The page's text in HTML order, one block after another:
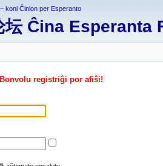
koni Ĉinion per Esperanto
坛 Ĉina Esperanta
Bonvolu registriĝi por afiŝi!